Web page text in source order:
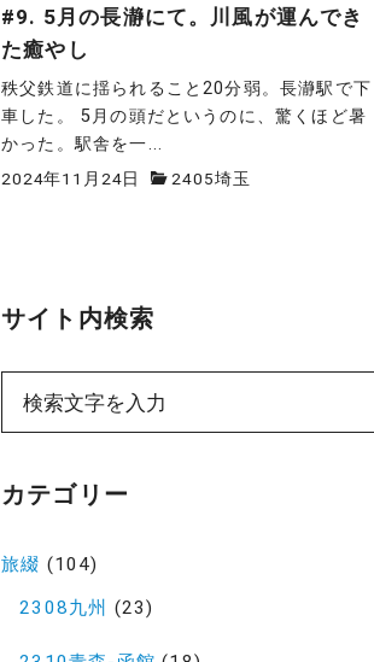
#9. 5月の長瀞にて。川風が運んでき
た癒やし
秩父鉄道に揺られること20分弱。長瀞駅で下
車した。 5月の頭だというのに、驚くほど暑
かった。駅舎を一...
2024年11月24日 2405埼玉
ペ
ジ
送
り
サイト内検索
カテゴリー
旅綴 (104)
2308九州 (23)